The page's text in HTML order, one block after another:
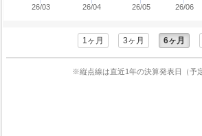
26/03 26/04 26/05 26/06
1ヶ月 3ヶ月 6ヶ月
※縦点線は直近1年の決算発表日（予